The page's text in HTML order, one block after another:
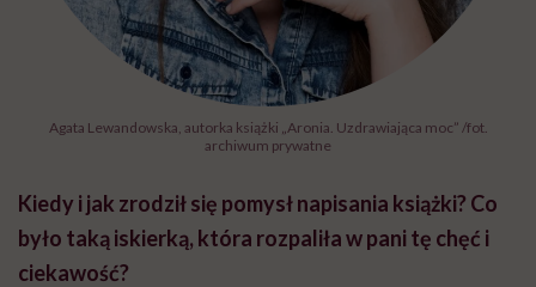
Agata Lewandowska, autorka książki „Aronia. Uzdrawiająca moc” /fot.
archiwum prywatne
Kiedy i jak zrodził się pomysł napisania książki? Co
było taką iskierką, która rozpaliła w pani tę chęć i
ciekawość?